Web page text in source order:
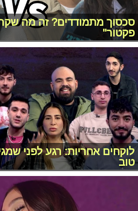
סכסוך מתמודדים? זה מה
פקטור"
לוקחים אחריות: רגע לפני
טוב